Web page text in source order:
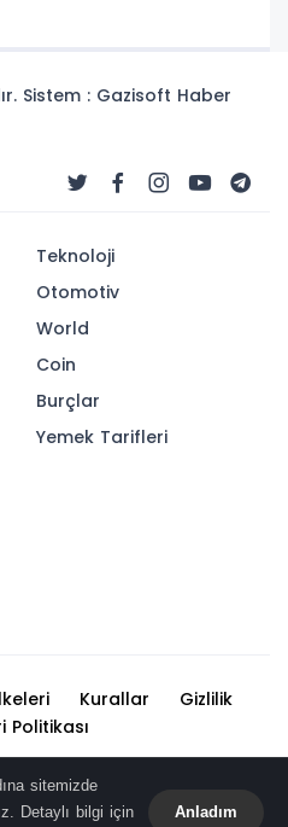
Sistem : Gazisoft Haber
Teknoloji
Otomotiv
World
Coin
Burçlar
Yemek Tarifleri
Kurallar
Gizlilik
Politikası
ve izinsiz olarak
sitemizde
Detaylı bilgi için
Anladım